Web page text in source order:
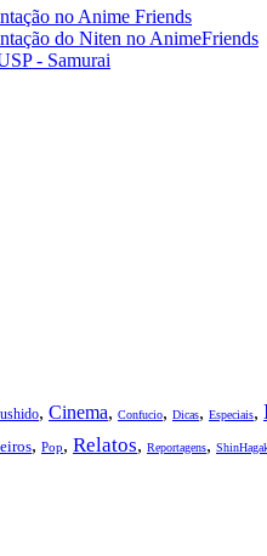
no Anime Friends
do Niten no AnimeFriends
- Samurai
, Cinema, Confucio, Dicas, Especiais,
, Pop, Relatos, Reportagens,